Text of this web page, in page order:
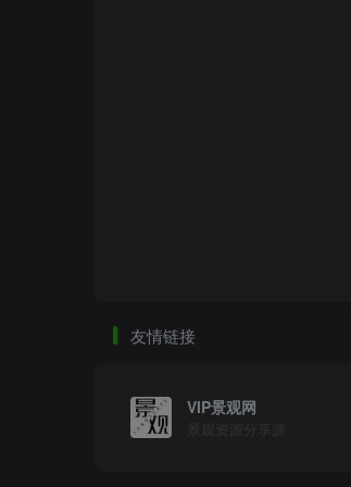
空坐冥想.jpg
友情链接
VIP景观网
景观资源分享源